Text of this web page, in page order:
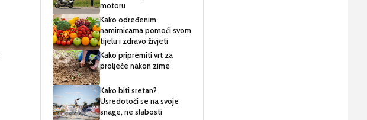
motoru
Kako određenim
namirnicama pomoći svom
tijelu i zdravo živjeti
Kako pripremiti vrt za
proljeće nakon zime
Kako biti sretan?
Usredotoči se na svoje
snage, ne slabosti